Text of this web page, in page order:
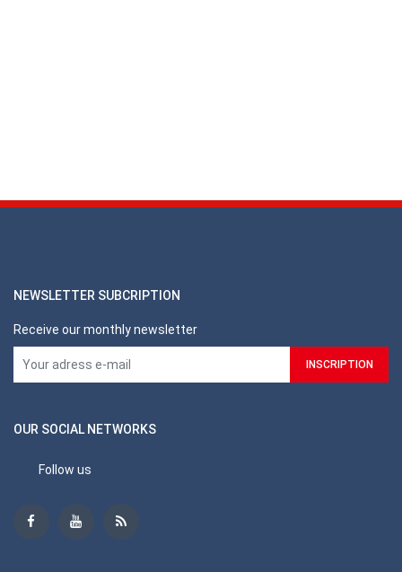
NEWSLETTER SUBCRIPTION
Receive our monthly newsletter
OUR SOCIAL NETWORKS
Follow us